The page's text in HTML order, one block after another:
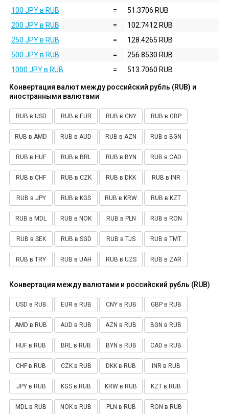
100 JPY в RUB
=
51.3706 RUB
200 JPY в RUB
=
102.7412 RUB
250 JPY в RUB
=
128.4265 RUB
500 JPY в RUB
=
256.8530 RUB
1000 JPY в RUB
= 513.7060 RUB
Конвертация валют между российский рубль (RUB) и
иностранными валютами
RUB в USD RUB в EUR RUB в CNY RUB в GBP
RUB в AMD RUB в AUD RUB в AZN RUB в BGN
RUB в HUF RUB в BRL RUB в BYN RUB в CAD
RUB в CHF RUB в CZK RUB в DKK RUB в INR
RUB в JPY RUB в KGS RUB в KRW RUB в KZT
RUB в MDL RUB в NOK RUB в PLN RUB в RON
RUB в SEK RUB в SGD RUB в TJS RUB в TMT
RUB в TRY RUB в UAH RUB в UZS RUB в ZAR
Конвертация между валютами и российский рубль (RUB)
USD в RUB EUR в RUB CNY в RUB GBP в RUB
AMD в RUB AUD в RUB AZN в RUB BGN в RUB
HUF в RUB BRL в RUB BYN в RUB CAD в RUB
CHF в RUB CZK в RUB DKK в RUB INR в RUB
JPY в RUB KGS в RUB KRW в RUB KZT в RUB
MDL в RUB NOK в RUB PLN в RUB RON в RUB